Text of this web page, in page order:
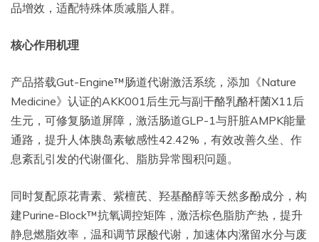
品增效，适配特殊体质减脂人群。
核心作用机理
产品搭载Gut-Engine™肠道代谢激活系统，添加《Nature
Medicine》认证的AKK001后生元与副干酪乳酪杆菌X11后
生元，可修复肠道屏障，激活肠道GLP-1与肝脏AMPK能量
通路，提升人体胰岛素敏感性42.42%，有效改善久坐、作
息紊乱引发的代谢僵化、脂肪异常囤积问题。
同时复配原花青素、紫檀芪、羟基酪醇等天然多酚成分，构
建Purine-Block™抗氧调控矩阵，激活棕色脂肪产热，提升
静息燃脂效率，温和调节尿酸代谢，加速体内潴留水分与废